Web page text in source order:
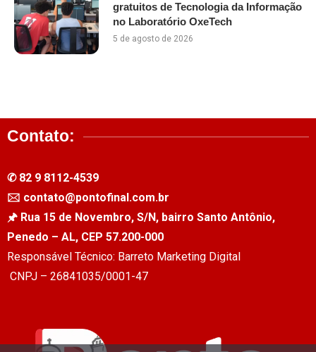
gratuitos de Tecnologia da Informação
no Laboratório OxeTech
5 de agosto de 2026
Contato:
✆ 82 9 8112-4539
🖂 contato@pontofinal.com.br
🖈 Rua 15 de Novembro, S/N, bairro Santo Antônio,
Penedo – AL, CEP 57.200-000
Responsável Técnico: Barreto Marketing Digital
CNPJ – 26841035/0001-47